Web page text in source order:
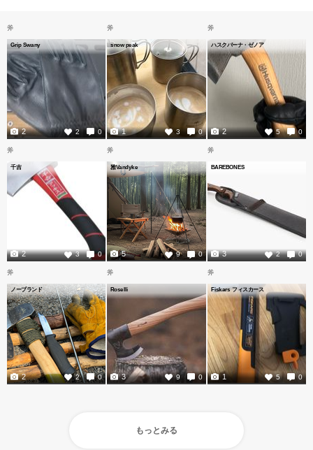
斧
Grip Swany
2 0
2
斧
snow peak
3 0
1
斧
ハスクバーナ・ゼノア
5 0
2
斧
千吉
3 0
2
斧
雅Vandyke
9 0
5
斧
BAREBONES
2 0
3
斧
ノーブランド
2 0
2
斧
Roselli
9 0
3
斧
Fiskars フィスカース
5 0
1
もっとみる